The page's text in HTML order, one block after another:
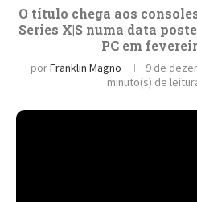
O título chega aos
Series X|S numa data
PC em
porFranklin Magno 9 de
minuto(s) de